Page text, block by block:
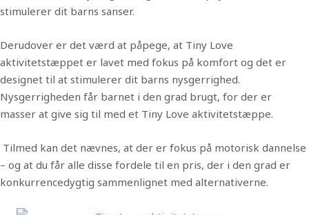
stimulerer dit barns sanser.
Derudover er det værd at påpege, at Tiny Love
aktivitetstæppet er lavet med fokus på komfort og det er
designet til at stimulerer dit barns nysgerrighed.
Nysgerrigheden får barnet i den grad brugt, for der er
masser at give sig til med et Tiny Love aktivitetstæppe.
Tilmed kan det nævnes, at der er fokus på motorisk dannelse
– og at du får alle disse fordele til en pris, der i den grad er
konkurrencedygtig sammenlignet med alternativerne.